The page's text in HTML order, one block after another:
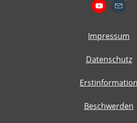
Impressum
Datenschutz
Erstinformation
Beschwerden